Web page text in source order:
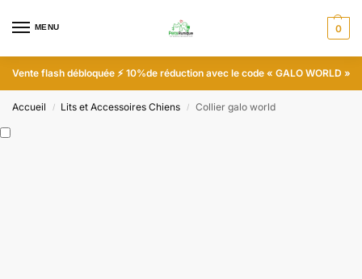
MENU 0
Vente flash débloquée⚡ 10%de réduction avec le code « GALO WORLD »
Accueil / Lits et Accessoires Chiens / Collier galo world